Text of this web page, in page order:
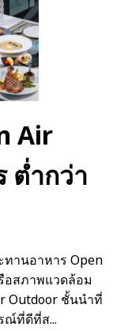
Air
ต่ำกว่า
านอาหาร Open
อสภาพแวดล้อม
Outdoor ชั้นนำที่
ณ์ที่ดีที่ส...